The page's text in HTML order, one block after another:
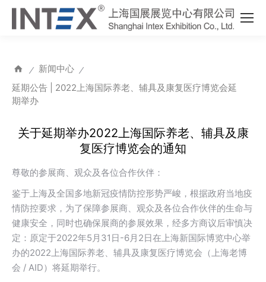
⁄ 新闻中心 ⁄
延期公告 | 2022上海国际养老、辅具及康复医疗博览会延
期举办
关于延期举办2022上海国际养老、辅具及康
复医疗博览会的通知
尊敬的参展商、观众及各位合作伙伴：
鉴于上海及全国多地新冠疫情防控形势严峻，根据政府当地疫
情防控要求，为了保障参展商、观众及各位合作伙伴的生命与
健康安全，同时也确保展商的参展效果，经多方商议后审慎决
定：原定于2022年5月31日-6月2日在上海新国际博览中心举
办的2022上海国际养老、辅具及康复医疗博览会（上海老博
会 / AID）将延期举行。